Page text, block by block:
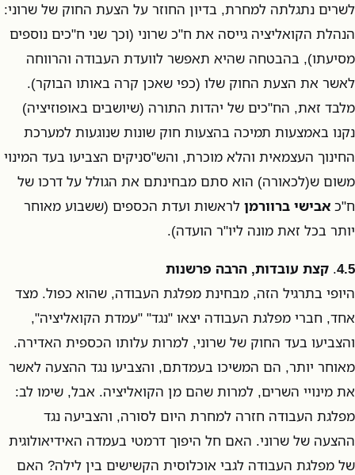
לשרים נתגלתה למחרת, בדיון החוזר על הצעת החוק של שרוני:
הנהלת הקואליציה גייסה את ח"כ שרוני (וכך שני ח"כים נוספים
מסיעתו), בהבטחה שהיא תאפשר לוועדת העבודה והרווחה
לאשר את הצעת החוק שלו (כפי שאכן קרה באותו הבוקר).
מלבד זאת, הח"כים של יהדות התורה (שיושבים באופוזיציה)
נקנו באמצעות תמיכה בהצעות חוק שונות שנוגעות למערכת
החינוך העצמאית והלא מוכרת, והש"סניקים הצביעו בעד המינוי
משום ש(לכאורה) הוא סתם מבחינתם את הגולל על דרכו של
ח"כ אבישי ברוורמן לראשות ועדת הכספים (ששבוע מאוחר
יותר בכל זאת מונה ליו"ר הועדה).
4.5
. קצת עובדות, הרבה פרשנות
היופי בתרגיל הזה, מבחינת מפלגת העבודה, שהוא כפול. מצד
אחד, חברי מפלגת העבודה יצאו "נגד" "עמדת הקואליציה",
והצביעו בעד החוק של שרוני, למרות עלותו הכספית האדירה.
מאוחר יותר, הם המשיכו בעמדתם, והצביעו נגד ההצעה לאשר
את מינויי השרים, למרות שהם מן הקואליציה. אבל, שימו לב:
מפלגת העבודה חזרה למחרת היום לסורה, והצביעה נגד
ההצעה של שרוני. האם חל היפוך דרמטי בעמדה האידיאולוגית
של מפלגת העבודה לגבי אוכלוסית הקשישים בין לילה? האם